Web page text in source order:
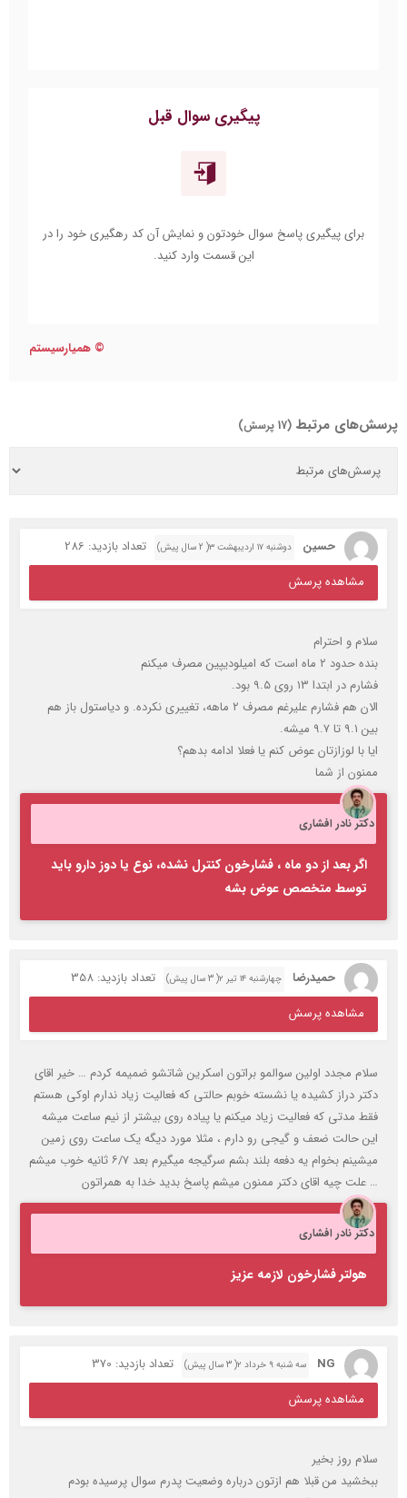
پیگیری سوال قبل
برای پیگیری پاسخ سوال خودتون و نمایش آن کد رهگیری خود را در
این قسمت وارد کنید.
© همیارسیستم
پرسش‌های مرتبط (17 پرسش)
حسین دوشنبه ۱۷ اردیبهشت ۳( 2 سال پیش)
تعداد بازدید: 286
مشاهده پرسش
سلام و احترام
بنده حدود ۲ ماه است که امیلودیپین مصرف میکنم
فشارم در ابتدا ۱۳ روی ۹.۵ بود.
الان هم فشارم علیرغم مصرف ۲ ماهه، تغییری نکرده. و دیاستول باز هم
بین ۹.۱ تا ۹.۷ میشه.
ایا با لوزازتان عوض کنم یا فعلا ادامه بدهم؟
ممنون از شما
دکتر نادر افشاری
اگر بعد از دو ماه ، فشارخون کنترل نشده، نوع یا دوز دارو باید
توسط متخصص عوض بشه
حمیدرضا چهارشنبه ۱۴ تیر ۲( 3 سال پیش)
تعداد بازدید: 358
مشاهده پرسش
سلام مجدد اولین سوالمو براتون اسکرین شاتشو ضمیمه کردم … خیر اقای
دکتر دراز کشیده یا نشسته خوبم حالتی که فعالیت زیاد ندارم اوکی هستم
فقط مدتی که فعالیت زیاد میکنم یا پیاده روی بیشتر از نیم ساعت میشه
این حالت ضعف و گیجی رو دارم ، مثلا مورد دیگه یک ساعت روی زمین
میشینم بخوام یه دفعه بلند بشم سرگیجه میگیرم بعد ۶/۷ ثانیه خوب میشم
… علت چیه اقای دکتر ممنون میشم پاسخ بدید خدا به همراتون
دکتر نادر افشاری
هولتر فشارخون لازمه عزیز
NG سه شنبه ۹ خرداد ۲( 3 سال پیش)
تعداد بازدید: 370
مشاهده پرسش
سلام روز بخیر
ببخشید من قبلا هم ازتون درباره وضعیت پدرم سوال پرسیده بودم